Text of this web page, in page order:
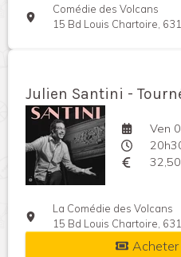
Comédie des Volcans
15 Bd Louis Chartoire,
Julien Santini -
Ven
La Comédie des Volcans
15 Bd Louis Chartoire,
Acheter